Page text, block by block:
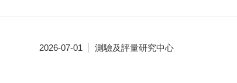
2026-07-01 測驗及評量研究中心